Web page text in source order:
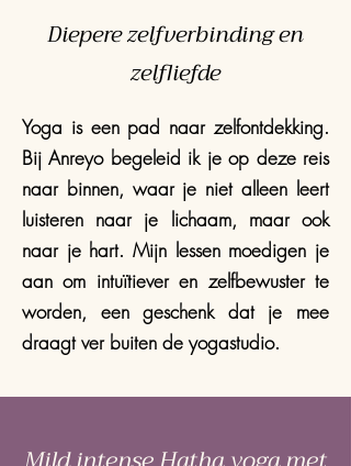
Diepere zelfverbinding en
zelfliefde
Yoga is een pad naar zelfontdekking.
Bij Anreyo begeleid ik je op deze reis
naar binnen, waar je niet alleen leert
luisteren naar je lichaam, maar ook
naar je hart. Mijn lessen moedigen je
aan om intuïtiever en zelfbewuster te
worden, een geschenk dat je mee
draagt ver buiten de yogastudio.